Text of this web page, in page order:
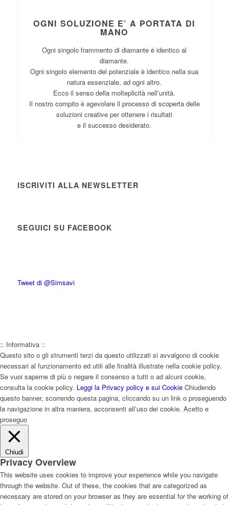
OGNI SOLUZIONE E’ A PORTATA DI
MANO
Ogni singolo frammento di diamante è identico al
diamante.
Ogni singolo elemento del potenziale è identico nella sua
natura essenziale, ad ogni altro.
Ecco il senso della molteplicità nell’unità.
Il nostro compito è agevolare il processo di scoperta delle
soluzioni creative per ottenere i risultati
e il successo desiderato.
ISCRIVITI ALLA NEWSLETTER
SEGUICI SU FACEBOOK
Tweet di @Simsavi
:: Informativa ::
Questo sito o gli strumenti terzi da questo utilizzati si avvalgono di cookie
necessari al funzionamento ed utili alle finalità illustrate nella cookie policy.
Se vuoi saperne di più o negare il consenso a tutti o ad alcuni cookie,
consulta la cookie policy. Leggi la Privacy policy e sui Cookie Chiudendo
questo banner, scorrendo questa pagina, cliccando su un link o proseguendo
la navigazione in altra maniera, acconsenti all’uso dei cookie. Acetto e
proseguo
Chiudi
Privacy Overview
This website uses cookies to improve your experience while you navigate
through the website. Out of these, the cookies that are categorized as
necessary are stored on your browser as they are essential for the working of